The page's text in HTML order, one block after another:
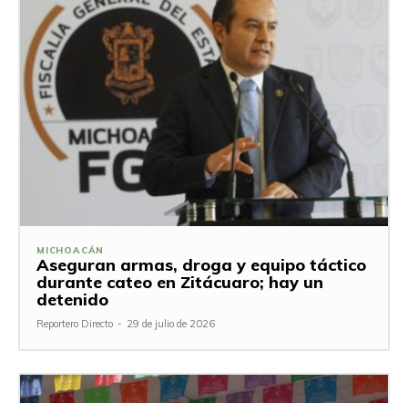
MICHOACÁN
Aseguran armas, droga y equipo táctico
durante cateo en Zitácuaro; hay un
detenido
Reportero Directo - 29 de julio de 2026